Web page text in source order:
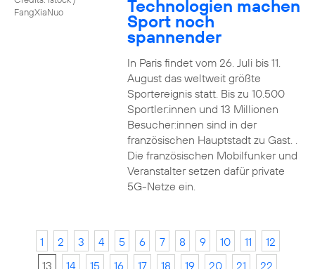
FangXiaNuo
Technologien machen
Sport noch
spannender
In Paris findet vom 26. Juli bis 11.
August das weltweit größte
Sportereignis statt. Bis zu 10.500
Sportler:innen und 13 Millionen
Besucher:innen sind in der
französischen Hauptstadt zu Gast. .
Die französischen Mobilfunker und
Veranstalter setzen dafür private
5G-Netze ein.
1 2 3 4 5 6 7 8 9 10 11
12
13
14 15 16 17 18 19 20 21
22